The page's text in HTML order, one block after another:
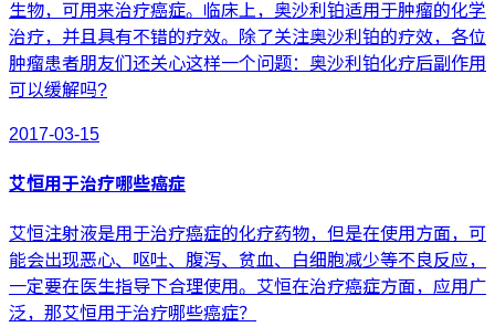
生物，可用来治疗癌症。临床上，奥沙利铂适用于肿瘤的化学
治疗，并且具有不错的疗效。除了关注奥沙利铂的疗效，各位
肿瘤患者朋友们还关心这样一个问题：奥沙利铂化疗后副作用
可以缓解吗?
2017-03-15
艾恒用于治疗哪些癌症
艾恒注射液是用于治疗癌症的化疗药物，但是在使用方面，可
能会出现恶心、呕吐、腹泻、贫血、白细胞减少等不良反应，
一定要在医生指导下合理使用。艾恒在治疗癌症方面，应用广
泛，那艾恒用于治疗哪些癌症？